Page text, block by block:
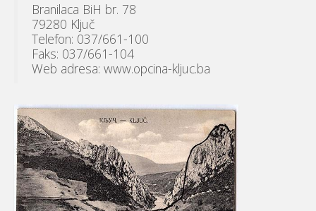
Branilaca BiH br. 78
79280 Ključ
Telefon: 037/661-100
Faks: 037/661-104
Web adresa: www.opcina-kljuc.ba